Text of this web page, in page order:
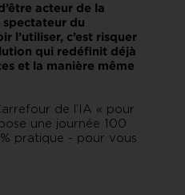
acteur de la
du
l’utiliser, c’est risquer
qui redéfinit déjà
et la manière même
de l’IA « pour
une journée 100
pratique - pour vous